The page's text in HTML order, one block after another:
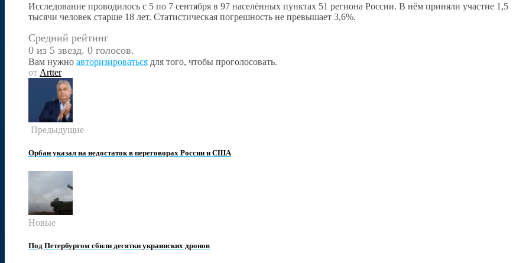
Исследование проводилось с 5 по 7 сентября в 97 населённых пунктах 51 региона России. В нём приняли участие 1,5
тысячи человек старше 18 лет. Статистическая погрешность не превышает 3,6%.
Средний рейтинг
0 из 5 звезд. 0 голосов.
Вам нужно авторизироваться для того, чтобы проголосовать.
от Artter
Предыдущие
Орбан указал на недостаток в переговорах России и США
Новые
Под Петербургом сбили десятки украинских дронов